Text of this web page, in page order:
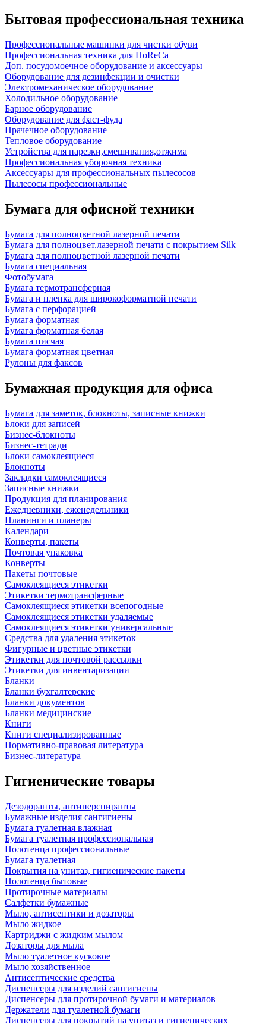
Бытовая профессиональная техника
Профессиональные машинки для чистки обуви
Профессиональная техника для HoReCa
Доп. посудомоечное оборудование и аксессуары
Оборудование для дезинфекции и очистки
Электромеханическое оборудование
Холодильное оборудование
Барное оборудование
Оборудование для фаст-фуда
Прачечное оборудование
Тепловое оборудование
Устройства для нарезки,смешивания,отжима
Профессиональная уборочная техника
Аксессуары для профессиональных пылесосов
Пылесосы профессиональные
Бумага для офисной техники
Бумага для полноцветной лазерной печати
Бумага для полноцвет.лазерной печати с покрытием Silk
Бумага для полноцветной лазерной печати
Бумага специальная
Фотобумага
Бумага термотрансферная
Бумага и пленка для широкоформатной печати
Бумага с перфорацией
Бумага форматная
Бумага форматная белая
Бумага писчая
Бумага форматная цветная
Рулоны для факсов
Бумажная продукция для офиса
Бумага для заметок, блокноты, записные книжки
Блоки для записей
Бизнес-блокноты
Бизнес-тетради
Блоки самоклеящиеся
Блокноты
Закладки самоклеящиеся
Записные книжки
Продукция для планирования
Ежедневники, еженедельники
Планинги и планеры
Календари
Конверты, пакеты
Почтовая упаковка
Конверты
Пакеты почтовые
Самоклеящиеся этикетки
Этикетки термотрансферные
Самоклеящиеся этикетки всепогодные
Самоклеящиеся этикетки удаляемые
Самоклеящиеся этикетки универсальные
Средства для удаления этикеток
Фигурные и цветные этикетки
Этикетки для почтовой рассылки
Этикетки для инвентаризации
Бланки
Бланки бухгалтерские
Бланки документов
Бланки медицинские
Книги
Книги специализированные
Нормативно-правовая литература
Бизнес-литература
Гигиенические товары
Дезодоранты, антиперспиранты
Бумажные изделия сангигиены
Бумага туалетная влажная
Бумага туалетная профессиональная
Полотенца профессиональные
Бумага туалетная
Покрытия на унитаз, гигиенические пакеты
Полотенца бытовые
Протирочные материалы
Салфетки бумажные
Мыло, антисептики и дозаторы
Мыло жидкое
Картриджи с жидким мылом
Дозаторы для мыла
Мыло туалетное кусковое
Мыло хозяйственное
Антисептические средства
Диспенсеры для изделий сангигиены
Диспенсеры для протирочной бумаги и материалов
Держатели для туалетной бумаги
Диспенсеры для покрытий на унитаз и гигиенических